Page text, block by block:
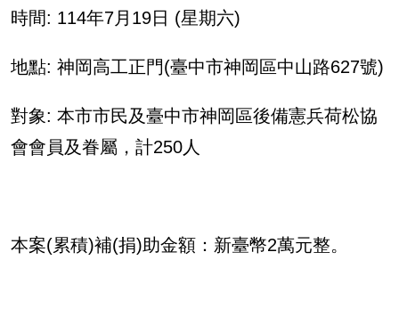
時間: 114年7月 19日 (星期六)
地點: 神岡高工正門(臺中市神岡區中山路627號)
對象: 本市市民及臺中市神岡區後備憲兵荷松協
會會員及眷屬，計250人
本案(累積)補(捐)助金額：新臺幣2萬元整。